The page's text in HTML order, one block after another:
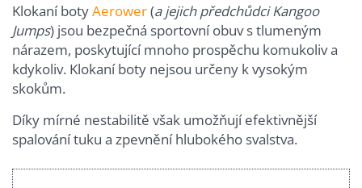
Klokaní botyAerower(a jejich předchůdci Kangoo
Jumps) jsou bezpečná sportovní obuv s tlumeným
nárazem, poskytující mnoho prospěchu komukoliv a
kdykoliv. Klokaní boty nejsou určeny k vysokým
skokům.
Díky mírné nestabilitě však umožňují efektivnější
spalování tuku a zpevnění hlubokého svalstva.